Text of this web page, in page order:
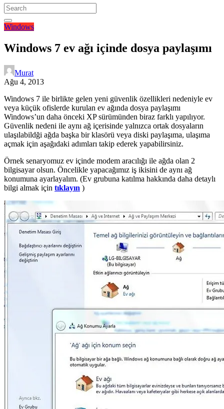
Windows
Windows 7 ev ağı içinde dosya paylaşımı
Murat
Ağu 4, 2013
Windows 7 ile birlikte gelen yeni güvenlik özellikleri nedeniyle ev
veya küçük ofislerde kurulan ev ağında dosya paylaşımı
Windows’un daha önceki XP sürümünden biraz farklı yapılıyor.
Güvenlik nedeni ile aynı ağ içerisinde yalnızca ortak dosyaların
ulaşılabildği ağda başka bir klasörü veya diski paylaşıma, ulaşıma
açmak için aşağıdaki adımları takip ederek yapabilirsiniz.
Örnek senaryomuz ev içinde modem aracılığı ile ağda olan 2
bilgisayar olsun. Öncelikle yapacağımız iş ikisini de aynı ağ
konumuna ayarlayalım. (Ev grubuna katılma hakkında daha detaylı
bilgi almak için tıklayın )